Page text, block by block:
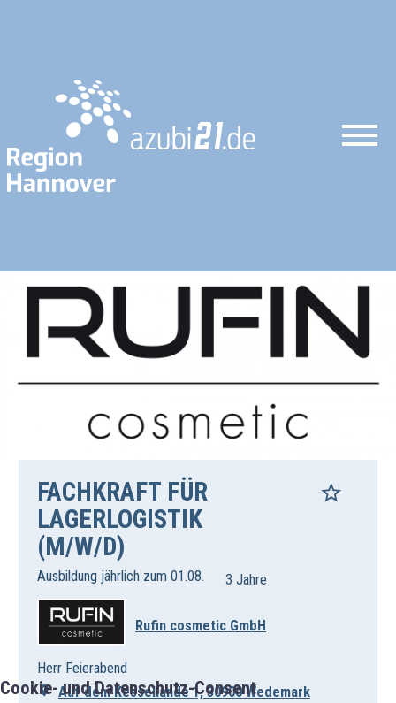
Cookie- und Datenschutz-Consent
FACHKRAFT FÜR
LAGERLOGISTIK
(M/W/D)
Ausbildung jährlich zum 01.08. 3 Jahre
Rufin cosmetic GmbH
Herr Feierabend
Auf dem Kessellande 1, 30900 Wedemark